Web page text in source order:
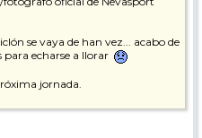
se vaya de han vez... acabo de
para echarse a llorar
jornada.